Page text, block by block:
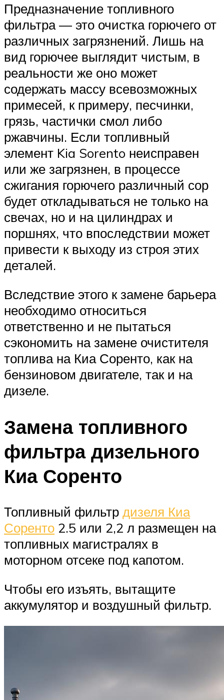
Предназначение топливного
фильтра — это очистка горючего от
различных загрязнений. Лишь на
вид горючее выглядит чистым, в
реальности же оно может
содержать массу всевозможных
примесей, к примеру, песчинки,
грязь, частички смол либо
ржавчины. Если топливный
элемент Kia Sorento неисправен
или же загрязнен, в процессе
сжигания горючего различный сор
будет откладываться не только на
свечах, но и на цилиндрах и
поршнях, что впоследствии может
привести к выходу из строя этих
деталей.
Вследствие этого к замене барьера
необходимо относиться
ответственно и не пытаться
сэкономить на замене очистителя
топлива на Киа Соренто, как на
бензиновом двигателе, так и на
дизеле.
Замена топливного
фильтра дизельного
Киа Соренто
Топливный фильтр дизеля Киа
Соренто 2.5 или 2,2 л размещен на
топливных магистралях в
моторном отсеке под капотом.
Чтобы его изъять, вытащите
аккумулятор и воздушный фильтр.